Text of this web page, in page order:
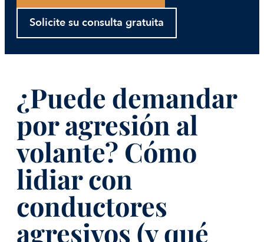
Solicite su consulta gratuita
¿Puede demandar
por agresión al
volante? Cómo
lidiar con
conductores
agresivos (y qué